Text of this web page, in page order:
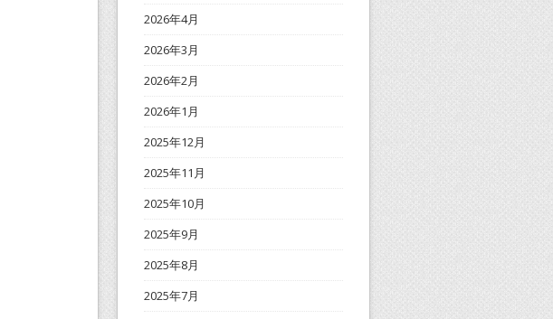
2026年4月
2026年3月
2026年2月
2026年1月
2025年12月
2025年11月
2025年10月
2025年9月
2025年8月
2025年7月